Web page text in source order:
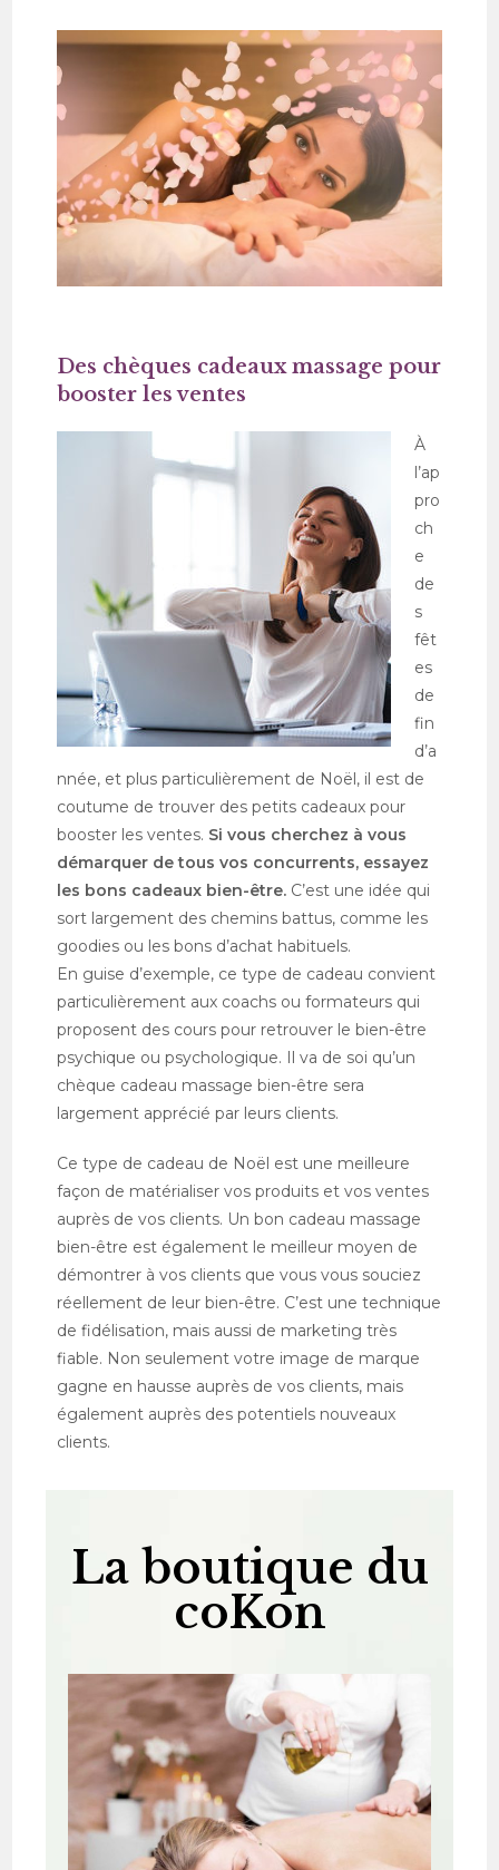
Des chèques cadeaux massage pour
booster les ventes
À
l’ap
pro
ch
e
de
s
fêt
es
de
fin
d’a
nnée, et plus particulièrement de Noël, il est de
coutume de trouver des petits cadeaux pour
booster les ventes. Si vous cherchez à vous
démarquer de tous vos concurrents, essayez
les bons cadeaux bien-être. C’est une idée qui
sort largement des chemins battus, comme les
goodies ou les bons d’achat habituels.
En guise d’exemple, ce type de cadeau convient
particulièrement aux coachs ou formateurs qui
proposent des cours pour retrouver le bien-être
psychique ou psychologique. Il va de soi qu’un
chèque cadeau massage bien-être sera
largement apprécié par leurs clients.
Ce type de cadeau de Noël est une meilleure
façon de matérialiser vos produits et vos ventes
auprès de vos clients. Un bon cadeau massage
bien-être est également le meilleur moyen de
démontrer à vos clients que vous vous souciez
réellement de leur bien-être. C’est une technique
de fidélisation, mais aussi de marketing très
fiable. Non seulement votre image de marque
gagne en hausse auprès de vos clients, mais
également auprès des potentiels nouveaux
clients.
La boutique du
coKon